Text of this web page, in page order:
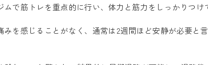
で筋トレを重点的に行い、体力と筋力をしっかりつけ
を感じることがなく、通常は2週間ほど安静が必要と